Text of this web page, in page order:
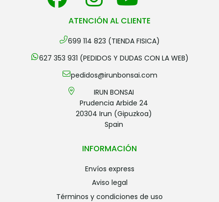
ATENCIÓN AL CLIENTE
699 114 823 (TIENDA FISICA)
627 353 931 (PEDIDOS Y DUDAS CON LA WEB)
pedidos@irunbonsai.com
IRUN BONSAI
Prudencia Arbide 24
20304 Irun (Gipuzkoa)
Spain
INFORMACIÓN
envíos express
aviso legal
términos y condiciones de uso